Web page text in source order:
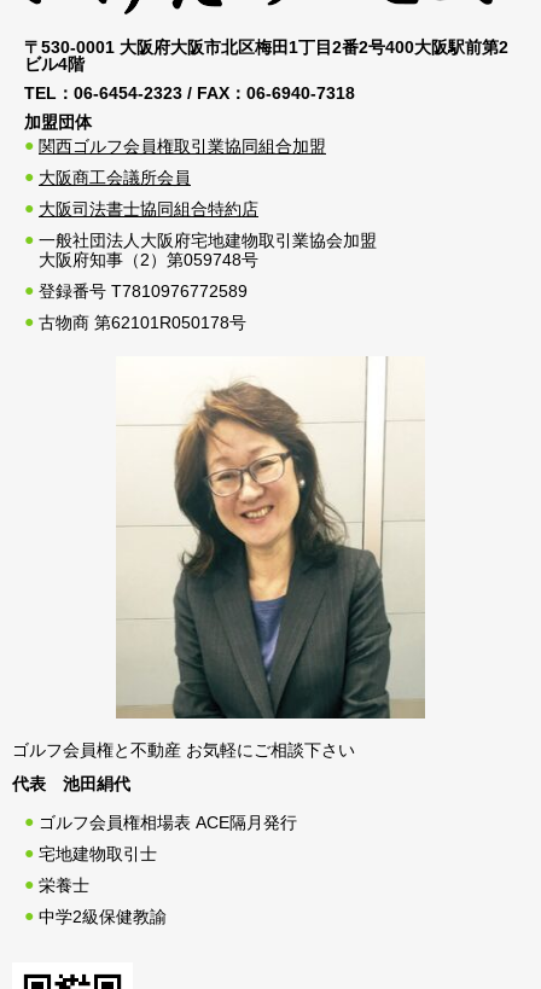
〒530-0001 大阪府大阪市北区梅田1丁目2番2号400大阪駅前第2
ビル4階
TEL： 06-6454-2323 / FAX： 06-6940-7318
加盟団体
関西ゴルフ会員権取引業協同組合加盟
大阪商工会議所会員
大阪司法書士協同組合特約店
一般社団法人大阪府宅地建物取引業協会加盟
大阪府知事（2）第059748号
登録番号 T7810976772589
古物商 第62101R050178号
ゴルフ会員権と不動産 お気軽にご相談下さい
代表 池田絹代
ゴルフ会員権相場表 ACE隔月発行
宅地建物取引士
栄養士
中学2級保健教諭